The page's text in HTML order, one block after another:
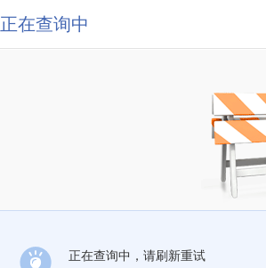
正在查询中
正在查询中，请刷新重试